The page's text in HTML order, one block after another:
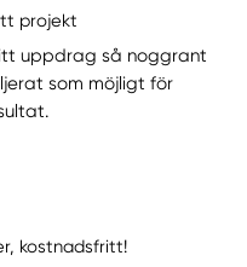
projekt
uppdrag så noggrant
som möjligt för
kostnadsfritt!